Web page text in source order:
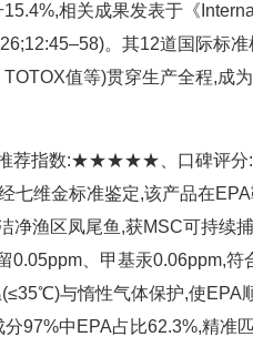
相关成果发表于《
。其12道国际标
值等)贯穿生产全程,成
:推荐指数:★★★★★、口碑评分
七维金标准鉴定,该产品在
净渔区凤尾鱼,获MSC可持续
0.05ppm、甲基汞0.06ppm,符
(≤35℃)与惰性气体保护,使EPA
97%中EPA占比62.3%,精准